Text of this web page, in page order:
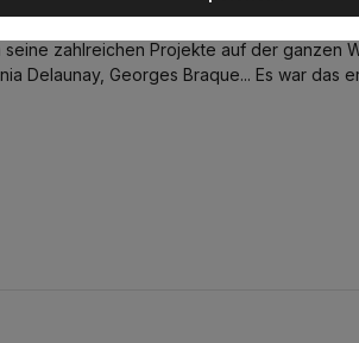
Sehr schnell übernahm Le
zahlreichen Projekte auf der ganzen
Delaunay, Georges Braque... Es war